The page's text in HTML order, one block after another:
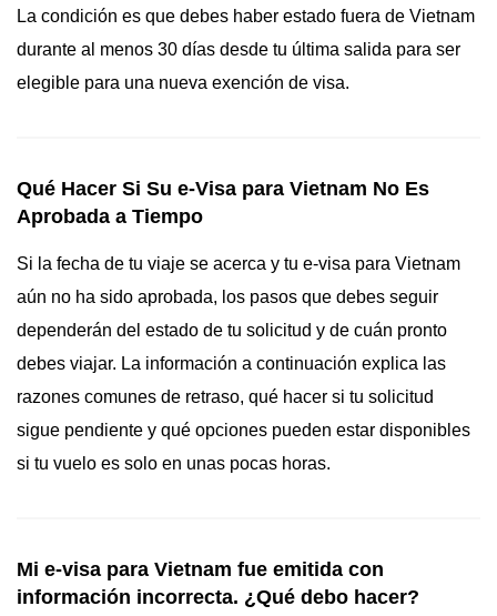
La condición es que debes haber estado fuera de Vietnam
durante al menos 30 días desde tu última salida para ser
elegible para una nueva exención de visa.
Qué Hacer Si Su e-Visa para Vietnam No Es
Aprobada a Tiempo
Si la fecha de tu viaje se acerca y tu e-visa para Vietnam
aún no ha sido aprobada, los pasos que debes seguir
dependerán del estado de tu solicitud y de cuán pronto
debes viajar. La información a continuación explica las
razones comunes de retraso, qué hacer si tu solicitud
sigue pendiente y qué opciones pueden estar disponibles
si tu vuelo es solo en unas pocas horas.
Mi e-visa para Vietnam fue emitida con
información incorrecta. ¿Qué debo hacer?